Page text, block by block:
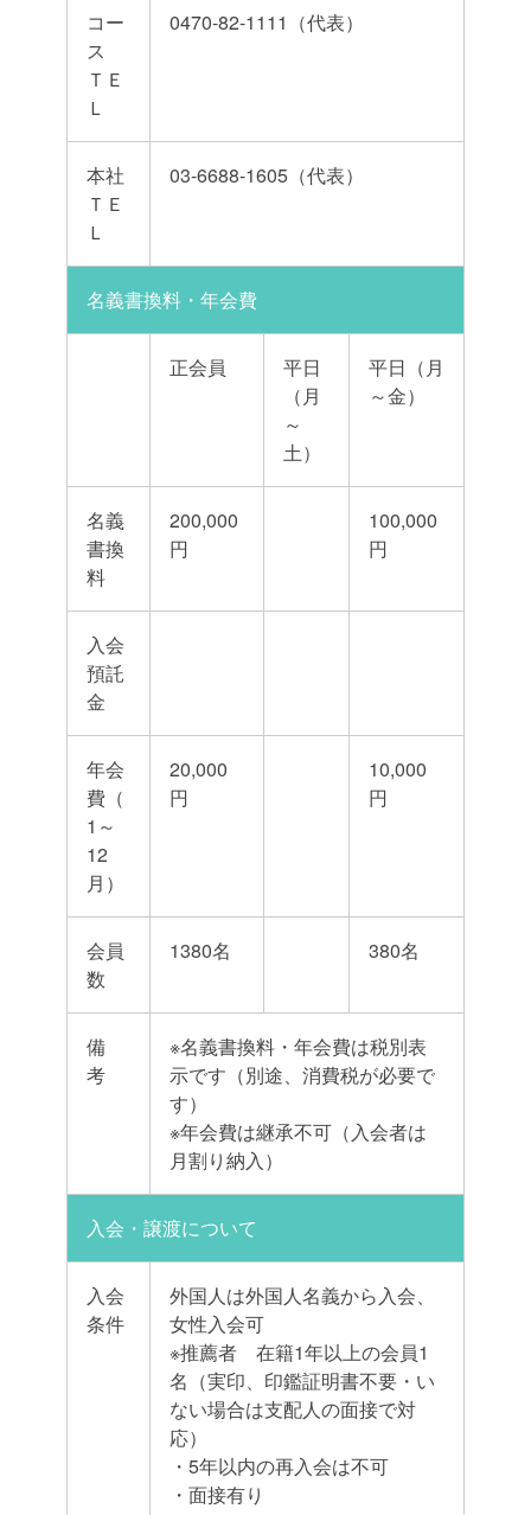
コー
ス
ＴＥ
Ｌ
0470-82-1111（代表）
本社
ＴＥ
Ｌ
03-6688-1605（代表）
名義書換料・年会費
正会員
平日
（月
～
土）
平日（月
～金）
名義
書換
料
200,000
円
100,000
円
入会
預託
金
年会
費（
1～
12
月）
20,000
円
10,000
円
会員
数
1380名 380名
備
考
※名義書換料・年会費は税別表
示です（別途、消費税が必要で
す）
※年会費は継承不可（入会者は
月割り納入）
入会・譲渡について
入会
条件
外国人は外国人名義から入会、
女性入会可
※推薦者 在籍1年以上の会員1
名（実印、印鑑証明書不要・い
ない場合は支配人の面接で対
応）
・5年以内の再入会は不可
・面接有り